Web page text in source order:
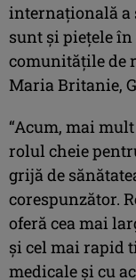
internațională a
sunt și piețele în
comunitățile de
Maria Britanie,
“Acum, mai
rolul cheie
grijă de
corespunzător.
oferă cea mai
și cel mai rapid
medicale și cu